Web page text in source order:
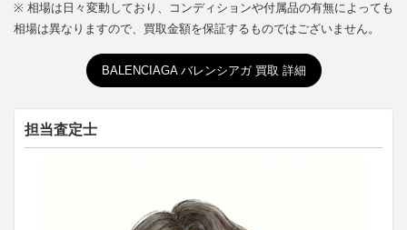
※ 相場は日々変動しており、コンディションや付属品の有無によっても
相場は異なりますので、買取金額を保証するものではございません。
BALENCIAGA バレンシアガ 買取 詳細
担当査定士